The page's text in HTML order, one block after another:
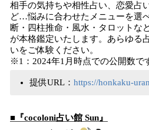
相手の気持ちや相性占い、恋愛占
ど…悩みに合わせたメニューを選
断・四柱推命・風水・タロットな
が本格鑑定いたします。あらゆる
いをご体験ください。
※1：2024年1月時点での公開数で
提供URL： https://honkaku-
■『cocoloni占い館 Sun』